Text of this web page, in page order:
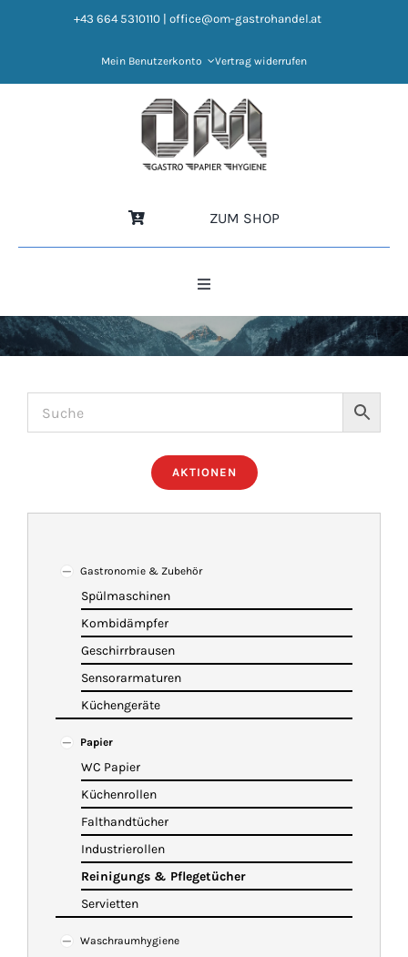
+43 664 5310110 office@om-gastrohandel.at
Mein Benutzerkonto Vertrag widerrufen
ZUM SHOP
Toggle
HOME
NEWS
IMBISSANHÄNGER
KATALOG
WARENKORB
AKTIONEN
Gastronomie & Zubehör
Spülmaschinen
Kombidämpfer
Geschirrbrausen
Sensorarmaturen
Küchengeräte
Papier
WC Papier
Küchenrollen
Falthandtücher
Industrierollen
Reinigungs & Pflegetücher
Servietten
Waschraumhygiene